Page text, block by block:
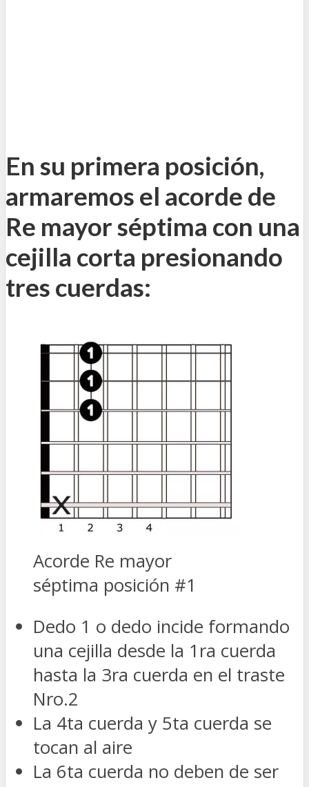
En su primera posición,
armaremos el acorde de
Re mayor séptima con una
cejilla corta presionando
tres cuerdas:
Acorde Re mayor
séptima posición #1
Dedo 1 o dedo incide formando
una cejilla desde la 1ra cuerda
hasta la 3ra cuerda en el traste
Nro.2
La 4ta cuerda y 5ta cuerda se
tocan al aire
La 6ta cuerda no deben de ser